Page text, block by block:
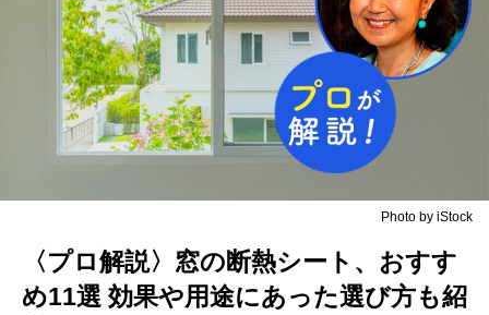
Photo by iStock
〈プロ解説〉窓の断熱シート、おすす
め11選 効果や用途にあった選び方も紹